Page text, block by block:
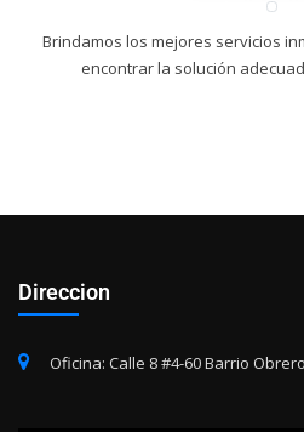
Brindamos los mejores servicios
encontrar la solución
Direccion
Oficina: Calle 8 #4-60 Barrio